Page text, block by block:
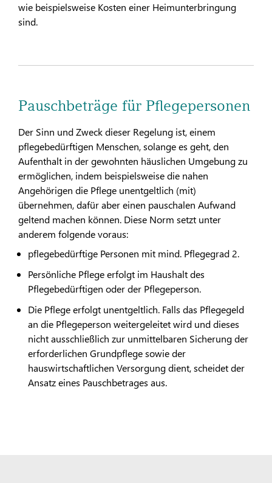
wie beispielsweise Kosten einer Heimunterbringung
sind.
Pauschbeträge für Pflegepersonen
Der Sinn und Zweck dieser Regelung ist, einem
pflegebedürftigen Menschen, solange es geht, den
Aufenthalt in der gewohnten häuslichen Umgebung zu
ermöglichen, indem beispielsweise die nahen
Angehörigen die Pflege unentgeltlich (mit)
übernehmen, dafür aber einen pauschalen Aufwand
geltend machen können. Diese Norm setzt unter
anderem folgende voraus:
pflegebedürftige Personen mit mind. Pflegegrad 2.
Persönliche Pflege erfolgt im Haushalt des
Pflegebedürftigen oder der Pflegeperson.
Die Pflege erfolgt unentgeltlich. Falls das Pflegegeld
an die Pflegeperson weitergeleitet wird und dieses
nicht ausschließlich zur unmittelbaren Sicherung der
erforderlichen Grundpflege sowie der
hauswirtschaftlichen Versorgung dient, scheidet der
Ansatz eines Pauschbetrages aus.